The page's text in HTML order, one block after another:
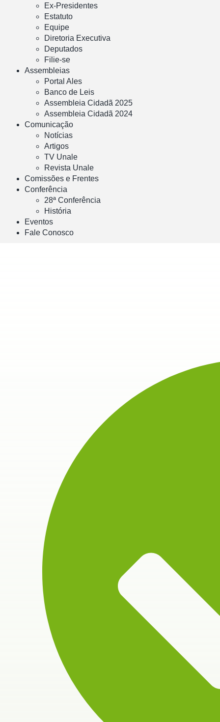
Ex-Presidentes
Estatuto
Equipe
Diretoria Executiva
Deputados
Filie-se
Assembleias
Portal Ales
Banco de Leis
Assembleia Cidadã 2025
Assembleia Cidadã 2024
Comunicação
Notícias
Artigos
TV Unale
Revista Unale
Comissões e Frentes
Conferência
28ª Conferência
História
Eventos
Fale Conosco